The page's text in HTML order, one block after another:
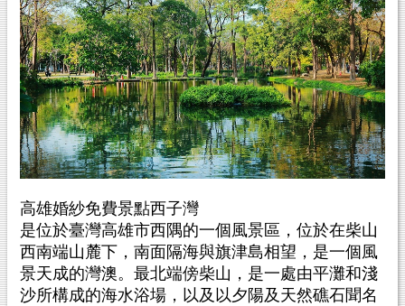
高雄婚紗免費景點西子灣
是位於臺灣高雄市西隅的一個風景區，位於在柴山
西南端山麓下，南面隔海與旗津島相望，是一個風
景天成的灣澳。最北端傍柴山，是一處由平灘和淺
沙所構成的海水浴場，以及以夕陽及天然礁石聞名